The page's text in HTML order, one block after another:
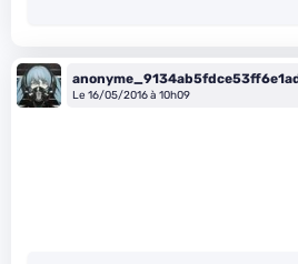
Le 16/05/2016 à 10h09